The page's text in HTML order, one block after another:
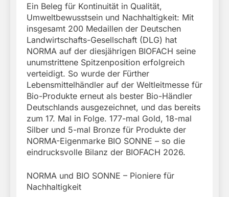
Ein Beleg für Kontinuität in Qualität,
Umweltbewusstsein und Nachhaltigkeit: Mit
insgesamt 200 Medaillen der Deutschen
Landwirtschafts-Gesellschaft (DLG) hat
NORMA auf der diesjährigen BIOFACH seine
unumstrittene Spitzenposition erfolgreich
verteidigt. So wurde der Fürther
Lebensmittelhändler auf der Weltleitmesse für
Bio-Produkte erneut als bester Bio-Händler
Deutschlands ausgezeichnet, und das bereits
zum 17. Mal in Folge. 177-mal Gold, 18-mal
Silber und 5-mal Bronze für Produkte der
NORMA-Eigenmarke BIO SONNE – so die
eindrucksvolle Bilanz der BIOFACH 2026.
NORMA und BIO SONNE – Pioniere für
Nachhaltigkeit